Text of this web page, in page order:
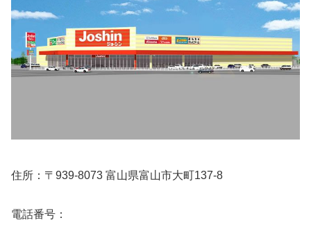
住所：〒939-8073 富山県富山市大町137-8
電話番号：